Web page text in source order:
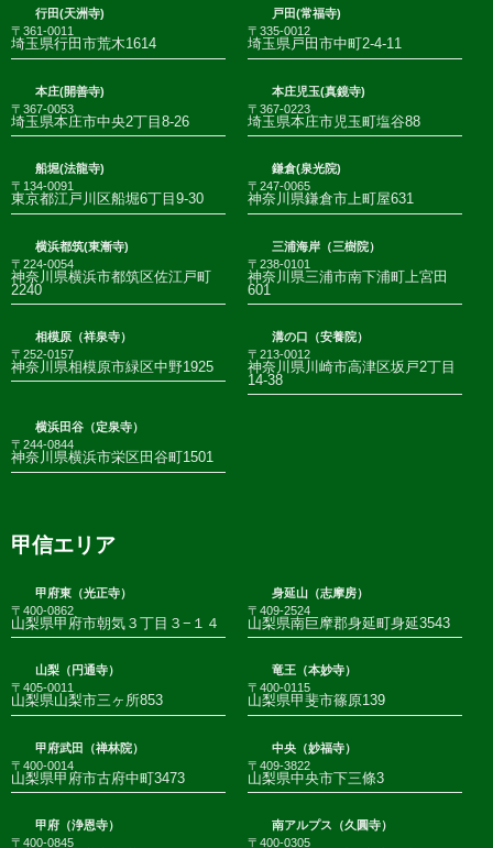
行田(天洲寺)
〒361-0011
埼玉県行田市荒木1614
戸田(常福寺)
〒335-0012
埼玉県戸田市中町2-4-11
本庄(開善寺)
〒367-0053
埼玉県本庄市中央2丁目8-26
本庄児玉(真鏡寺)
〒367-0223
埼玉県本庄市児玉町塩谷88
船堀(法龍寺)
〒134-0091
東京都江戸川区船堀6丁目9-30
鎌倉(泉光院)
〒247-0065
神奈川県鎌倉市上町屋631
横浜都筑(東漸寺)
〒224-0054
神奈川県横浜市都筑区佐江戸町
2240
三浦海岸（三樹院）
〒238-0101
神奈川県三浦市南下浦町上宮田
601
相模原（祥泉寺）
〒252-0157
神奈川県相模原市緑区中野1925
溝の口（安養院）
〒213-0012
神奈川県川崎市高津区坂戸2丁目
14-38
横浜田谷（定泉寺）
〒244-0844
神奈川県横浜市栄区田谷町1501
甲信エリア
甲府東（光正寺）
〒400-0862
山梨県甲府市朝気３丁目３−１４
身延山（志摩房）
〒409-2524
山梨県南巨摩郡身延町身延3543
山梨（円通寺）
〒405-0011
山梨県山梨市三ヶ所853
竜王（本妙寺）
〒400-0115
山梨県甲斐市篠原139
甲府武田（禅林院）
〒400-0014
山梨県甲府市古府中町3473
中央（妙福寺）
〒409-3822
山梨県中央市下三條3
甲府（浄恩寺）
〒400-0845
南アルプス（久圓寺）
〒400-0305